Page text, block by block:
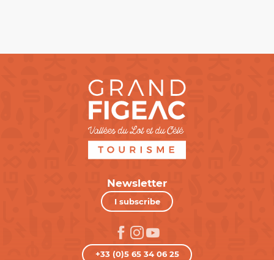
Newsletter
I subscribe
+33 (0)5 65 34 06 25